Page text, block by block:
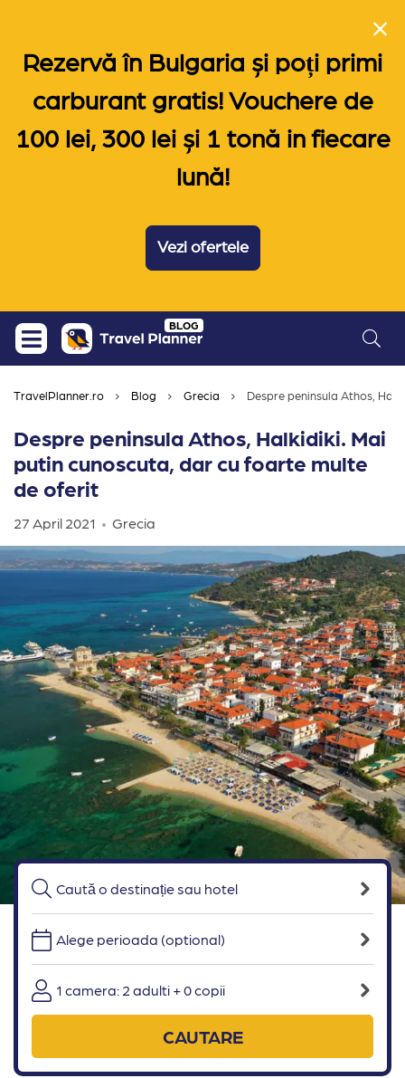
Rezervă în Bulgaria și poți primi
carburant gratis! Vouchere de
100 lei, 300 lei și 1 tonă in fiecare
lună!
Vezi ofertele
Skip
content
BLOG
TravelPlanner.ro Blog Grecia Despre peninsula Athos,
Despre peninsula Athos, Halkidiki. Mai
putin cunoscuta, dar cu foarte multe
de oferit
27 April 2021 Grecia
Alege perioada (optional)
1 camera: 2 adulti + 0 copii
CAUTARE